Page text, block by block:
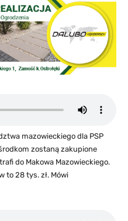
mazowieckiego dla PSP
zostaną zakupione
do Makowa Mazowieckiego.
to 28 tys. zł. Mówi